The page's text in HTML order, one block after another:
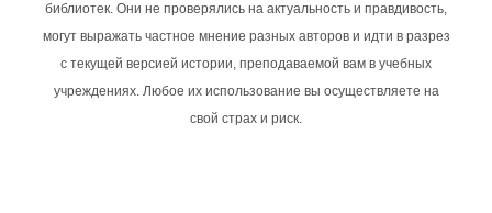
библиотек. Они не проверялись на актуальность и правдивость,
могут выражать частное мнение разных авторов и идти в разрез
с текущей версией истории, преподаваемой вам в учебных
учреждениях. Любое их использование вы осуществляете на
свой страх и риск.